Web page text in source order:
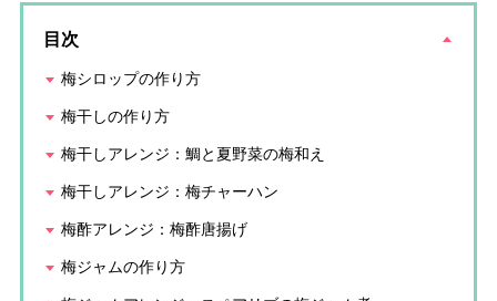
目次
梅シロップの作り方
梅干しの作り方
梅干しアレンジ：鯛と夏野菜の梅和え
梅干しアレンジ：梅チャーハン
梅酢アレンジ：梅酢唐揚げ
梅ジャムの作り方